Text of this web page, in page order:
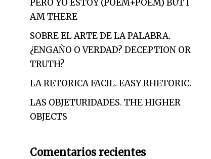
PERO YO ESTOY (POEM+POEM) BUT I
AM THERE
SOBRE EL ARTE DE LA PALABRA.
¿ENGAÑO O VERDAD? DECEPTION OR
TRUTH?
LA RETORICA FACIL. EASY RHETORIC.
LAS OBJETURIDADES. THE HIGHER
OBJECTS
Comentarios recientes